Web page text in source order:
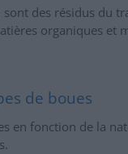
sont des résidus du
organiques et
de boues
en fonction de la